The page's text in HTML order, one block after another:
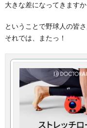
大きな差になってきますか
ということで野球人の皆
それでは、またっ！